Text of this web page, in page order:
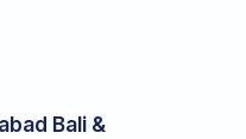
Bali &